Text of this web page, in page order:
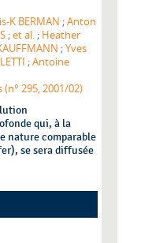
K BERMAN ;Anton
;et al. ; Heather
;Yves
;Antoine
295, 2001/02)
qui, à la
nature comparable
se sera diffusée